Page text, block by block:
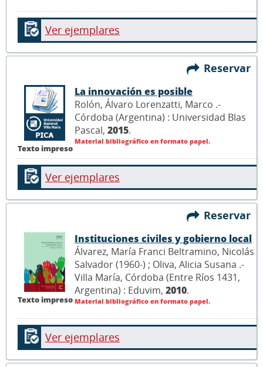
Ver ejemplares
Reservar
Texto impreso
La innovación es posible
Rolón, Álvaro Lorenzatti, Marco .-
Córdoba (Argentina) : Universidad Blas
Pascal, 2015.
Material bibliográfico en formato papel.
Ver ejemplares
Reservar
Texto impreso
Instituciones civiles y gobierno local
Álvarez, María Franci Beltramino, Nicolás
Salvador (1960-) ; Oliva, Alicia Susana .-
Villa María, Córdoba (Entre Ríos 1431,
Argentina) : Eduvim, 2010.
Material bibliográfico en formato papel.
Ver ejemplares